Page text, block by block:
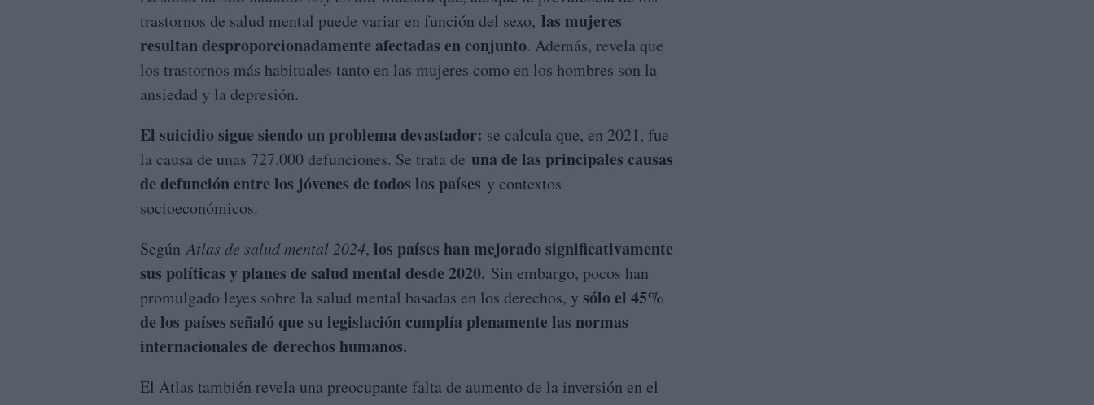
trastornos de salud mental puede variar en función del sexo, las mujeres
resultan desproporcionadamente afectadas en conjunto. Además, revela que
los trastornos más habituales tanto en las mujeres como en los hombres son la
ansiedad y la depresión.
El suicidio sigue siendo un problema devastador: se calcula que, en 2021, fue
la causa de unas 727.000 defunciones. Se trata de una de las principales causas
de defunción entre los jóvenes de todos los países y contextos
socioeconómicos.
SegúnAtlas de salud mental 2024, los países han mejorado significativamente
sus políticas y planes de salud mental desde 2020. Sin embargo, pocos han
promulgado leyes sobre la salud mental basadas en los derechos, y sólo el 45%
de los países señaló que su legislación cumplía plenamente las normas
internacionales de derechos humanos.
El Atlas también revela una preocupante falta de aumento de la inversión en el